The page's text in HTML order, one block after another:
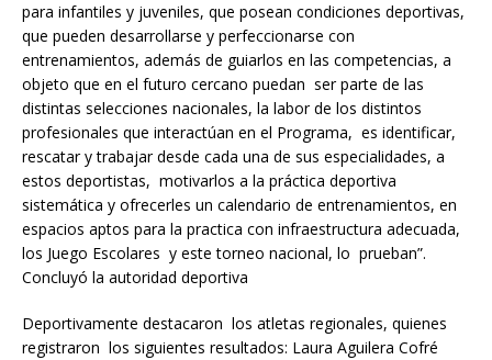
para infantiles y juveniles, que posean condiciones deportivas,
que pueden desarrollarse y perfeccionarse con
entrenamientos, además de guiarlos en las competencias, a
objeto que en el futuro cercano puedan ser parte de las
distintas selecciones nacionales, la labor de los distintos
profesionales que interactúan en el Programa, es identificar,
rescatar y trabajar desde cada una de sus especialidades, a
estos deportistas, motivarlos a la práctica deportiva
sistemática y ofrecerles un calendario de entrenamientos, en
espacios aptos para la practica con infraestructura adecuada,
los Juego Escolares y este torneo nacional, lo prueban”.
Concluyó la autoridad deportiva
Deportivamente destacaron los atletas regionales, quienes
registraron los siguientes resultados: Laura Aguilera Cofré